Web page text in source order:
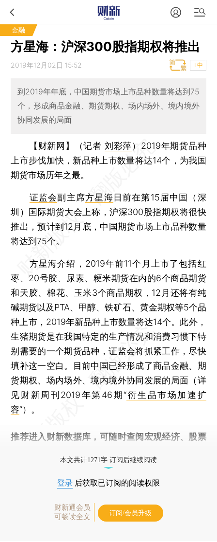
金融
方星海：沪深300股指期权将推出
2019年12月02日 15:52 T中
到2019年年底，中国期货市场上市品种数量将达到75
个，形成商品金融、期货期权、场内场外、境内境外
协同发展的局面
【财新网】（记者 刘彩萍） 2019年期货品种
上市步伐加快，新品种上市数量将达14个，为我国
期货市场历年之最。
证监会副主席方星海日前在第15届中国（深
圳）国际期货大会上称，沪深300股指期权将很快
推出，预计到12月底，中国期货市场上市品种数量
将达到75个。
方星海介绍，2019年前11个月上市了包括红
枣、20号胶、尿素、粳米期货在内的6个商品期货
和天胶、棉花、玉米3个商品期权，12月还将有纯
碱期货以及PTA、甲醇、铁矿石、黄金期权等5个品
种上市，2019年新品种上市数量将达14个。此外，
生猪期货是在我国特定的生产情况和消费习惯下特
别需要的一个期货品种，证监会将抓紧工作，尽快
填补这一空白。目前中国已经形成了商品金融、期
货期权、场内场外、境内境外协同发展的局面（详
见财新周刊2019年第46期“衍生品市场加速扩
容”）。
推荐进入 财新数据库 ，可随时查阅宏观经济、股票
本文共计1271字 订阅后继续阅读
登录 后获取已订阅的阅读权限
财新通会员
可畅读全文
订阅/会员升级